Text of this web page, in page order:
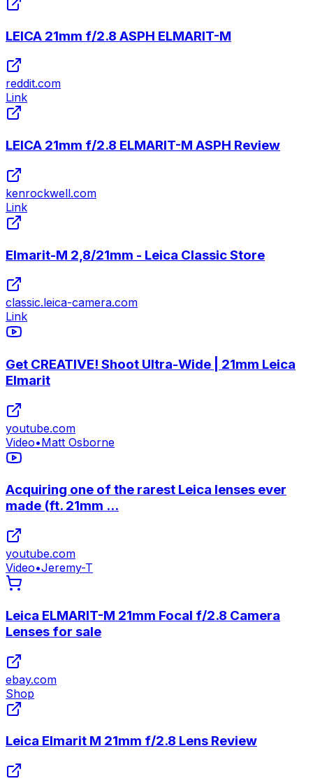
LEICA 21mm f/2.8 ASPH ELMARIT-M
reddit.com
Link
LEICA 21mm f/2.8 ELMARIT-M ASPH Review
kenrockwell.com
Link
Elmarit-M 2,8/21mm - Leica Classic Store
classic.leica-camera.com
Link
Get CREATIVE! Shoot Ultra-Wide | 21mm Leica
Elmarit
youtube.com
Video•Matt Osborne
Acquiring one of the rarest Leica lenses ever
made (ft. 21mm ...
youtube.com
Video•Jeremy-T
Leica ELMARIT-M 21mm Focal f/2.8 Camera
Lenses for sale
ebay.com
Shop
Leica Elmarit M 21mm f/2.8 Lens Review